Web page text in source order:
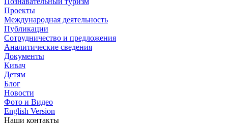
Проекты
Международная деятельность
Публикации
Сотрудничество и предложения
Аналитические сведения
Документы
Кивач
Детям
Блог
Новости
Фото и Видео
English Version
Наши контакты